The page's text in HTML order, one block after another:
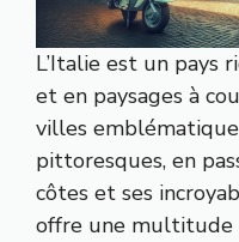
L’Italie est un pays
et en paysages à
villes
pittoresques, en
côtes et ses
offre une multitude